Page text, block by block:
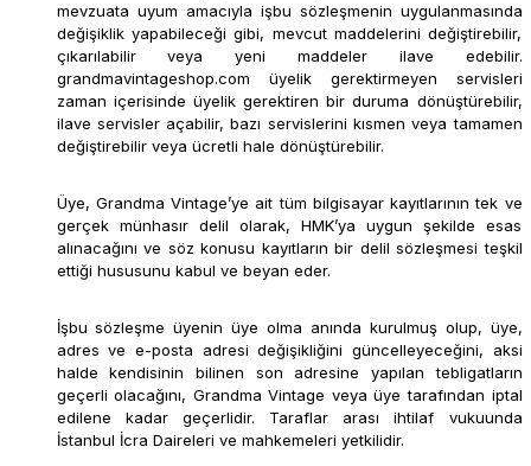
mevzuata uyum amacıyla işbu sözleşmenin uygulanmasında
değişiklik yapabileceği gibi, mevcut maddelerini değiştirebilir,
çıkarılabilir veya yeni maddeler ilave edebilir.
grandmavintageshop.com üyelik gerektirmeyen servisleri
zaman içerisinde üyelik gerektiren bir duruma dönüştürebilir,
ilave servisler açabilir, bazı servislerini kısmen veya tamamen
değiştirebilir veya ücretli hale dönüştürebilir.
Üye, Grandma Vintage’ye ait tüm bilgisayar kayıtlarının tek ve
gerçek münhasır delil olarak, HMK’ya uygun şekilde esas
alınacağını ve söz konusu kayıtların bir delil sözleşmesi teşkil
ettiği hususunu kabul ve beyan eder.
İşbu sözleşme üyenin üye olma anında kurulmuş olup, üye,
adres ve e-posta adresi değişikliğini güncelleyeceğini, aksi
halde kendisinin bilinen son adresine yapılan tebligatların
geçerli olacağını, Grandma Vintage veya üye tarafından iptal
edilene kadar geçerlidir. Taraflar arası ihtilaf vukuunda
İstanbul İcra Daireleri ve mahkemeleri yetkilidir.